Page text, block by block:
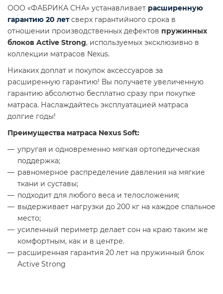
ООО «ФАБРИКА СНА» устанавливает расширенную
гарантию 20 летсверх гарантийного срока в
отношении производственных дефектов пружинных
блоков Active Strong, используемых эксклюзивно в
коллекции матрасов Nexus.
Никаких доплат и покупок аксессуаров за
расширенную гарантию! Вы получаете увеличенную
гарантию абсолютно бесплатно сразу при покупке
матраса. Наслаждайтесь эксплуатацией матраса
долгие годы!
Преимущества матраса Nexus Soft:
упругая и одновременно мягкая ортопедическая
поддержка;
равномерное распределение давления на мягкие
ткани и суставы;
подходит для любого веса и телосложения;
выдерживает нагрузки до 200 кг на каждое спальное
место;
усиленный периметр делает сон на краю таким же
комфортным, как и в центре.
расширенная гарантия 20 лет на пружинный блок
Active Strong